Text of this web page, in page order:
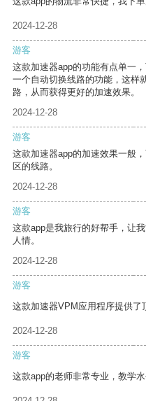
2024-12-28
游客
这款加速器app的功能有点单一
一个自动切换线路的功能，这样
路，从而获得更好的加速效果。
2024-12-28
游客
这款加速器app的加速效果一般
区的线路。
2024-12-28
游客
这款app是我旅行的好帮手，让
人情。
2024-12-28
游客
这款加速器VPM应用程序提供了
2024-12-28
游客
这款app的老师非常专业，教学